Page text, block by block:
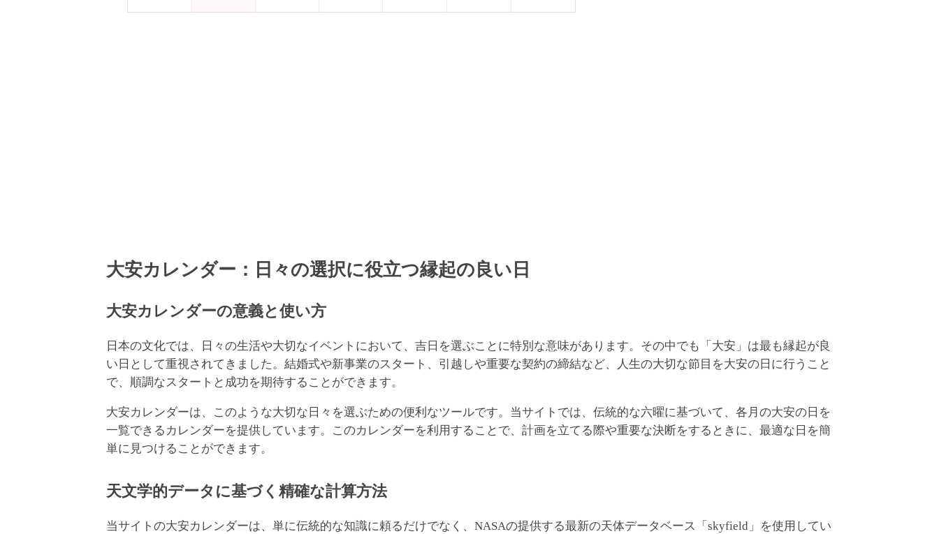
大安カレンダー：日々の選択に役立つ縁起の良い日
大安カレンダーの意義と使い方
日本の文化では、日々の生活や大切なイベントにおいて、吉日を選ぶことに特別な意味があります。その中でも「大安」は最も縁起が良
い日として重視されてきました。結婚式や新事業のスタート、引越しや重要な契約の締結など、人生の大切な節目を大安の日に行うこと
で、順調なスタートと成功を期待することができます。
大安カレンダーは、このような大切な日々を選ぶための便利なツールです。当サイトでは、伝統的な六曜に基づいて、各月の大安の日を
一覧できるカレンダーを提供しています。このカレンダーを利用することで、計画を立てる際や重要な決断をするときに、最適な日を簡
単に見つけることができます。
天文学的データに基づく精確な計算方法
当サイトの大安カレンダーは、単に伝統的な知識に頼るだけでなく、NASAの提供する最新の天体データベース「skyfield」を使用してい